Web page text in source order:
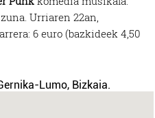
Urriaren 22an,
6 euro (bazkideek 4,50
Lumo, Bizkaia.